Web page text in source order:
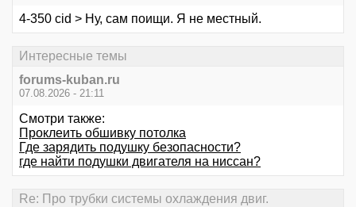
4-350 cid > Ну, сам поищи. Я не местный.
Интересные темы
forums-kuban.ru
07.08.2026 - 21:11
Смотри также:
Проклеить обшивку потолка
Где зарядить подушку безопасности?
где найти подушки двигателя на ниссан?
Re: Про трубки системы охлаждения двиг.